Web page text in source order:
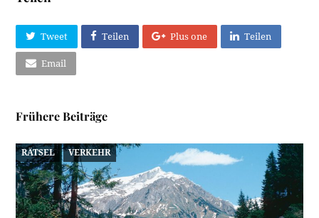
Tweet Teilen Plus one Teilen
Email
Frühere Beiträge
RÄTSEL VERKEHR